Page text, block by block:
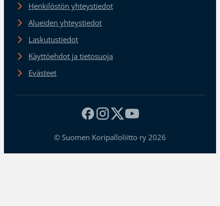
Henkilöstön yhteystiedot
Alueiden yhteystiedot
Laskutustiedot
Käyttöehdot ja tietosuoja
Evästeet
© Suomen Koripalloliitto ry 2026